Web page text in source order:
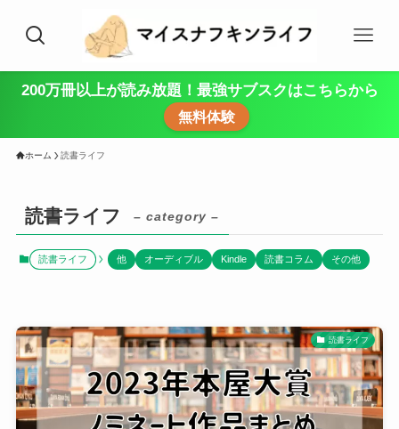
200万冊以上が読み放題！最強サブスクはこちらから
無料体験
ホーム 読書ライフ
読書ライフ – category –
読書ライフ 他 オーディブル Kindle 読書コラム その他
読書ライフ